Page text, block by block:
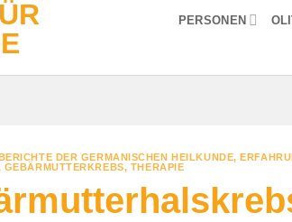
PERSONEN
DER GERMANISCHEN HEILKUNDE,
GEBÄRMUTTERKREBS, THERAPIE